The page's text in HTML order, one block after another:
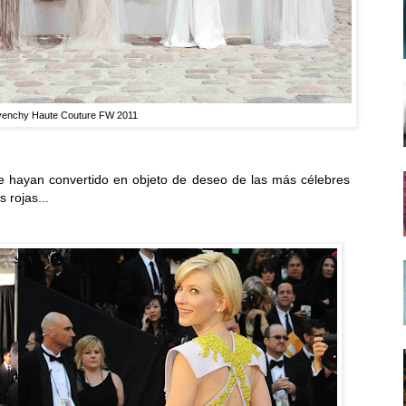
Haute Couture FW 2011
convertido en objeto de deseo de las más célebres
rojas...